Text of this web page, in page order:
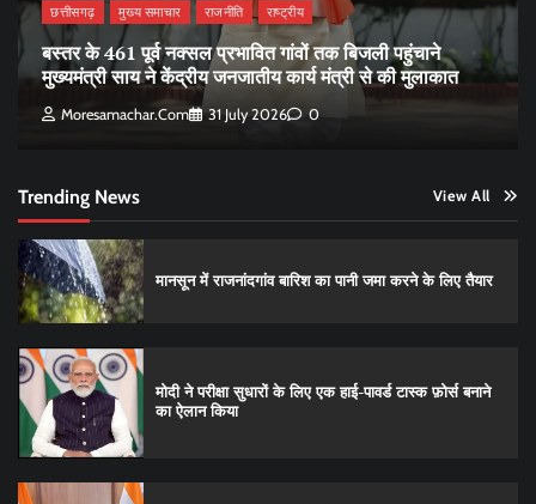
छत्तीसगढ़ मुख्य समाचार राजनीति राष्ट्रीय
बस्तर के 461 पूर्व नक्सल प्रभावित गांवों तक बिजली पहुंचाने
मुख्यमंत्री साय ने केंद्रीय जनजातीय कार्य मंत्री से की मुलाकात
Moresamachar.com 31 July 2026 0
Trending News View All
मानसून में राजनांदगांव बारिश का पानी जमा करने के लिए तैयार
मोदी ने परीक्षा सुधारों के लिए एक हाई-पावर्ड टास्क फ़ोर्स बनाने
का ऐलान किया